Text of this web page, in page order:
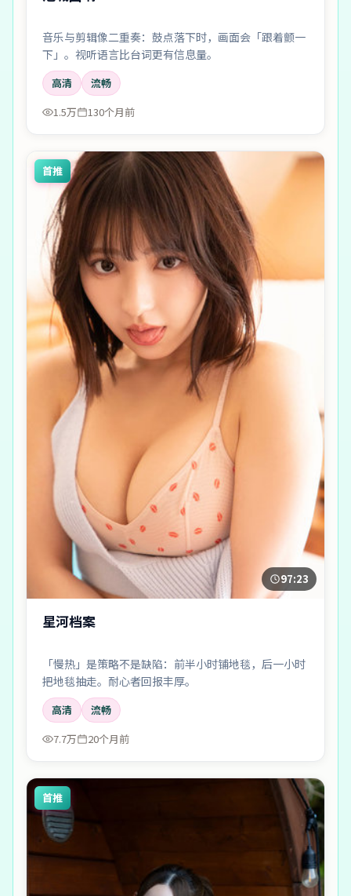
音乐与剪辑像二重奏：鼓点落下时，画面会「跟着颤一
下」。视听语言比台词更有信息量。
高清
流畅
1.5万
130个月前
首推
97:23
星河档案
「慢热」是策略不是缺陷：前半小时铺地毯，后一小时
把地毯抽走。耐心者回报丰厚。
高清
流畅
7.7万
20个月前
首推